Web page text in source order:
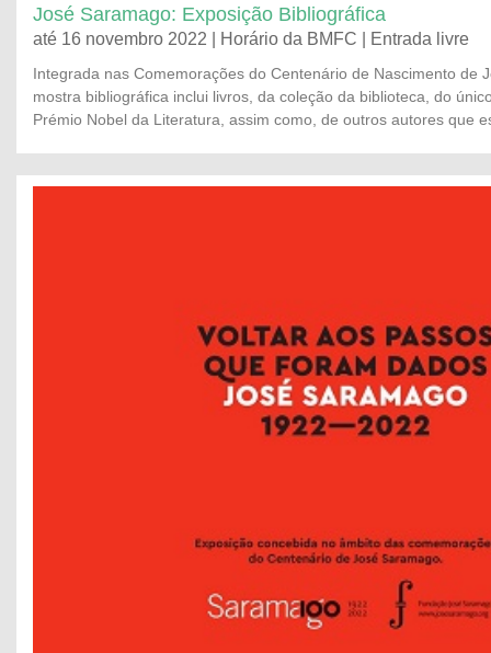
José Saramago: Exposição Bibliográfica
até 16 novembro 2022 | Horário da BMFC | Entrada livre
Integrada nas Comemorações do Centenário de Nascimento de
mostra bibliográfica inclui livros, da coleção da biblioteca, do
Prémio Nobel da Literatura, assim como, de outros autores que